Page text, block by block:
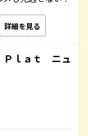
詳細を見る
ｌａｔ ニュ